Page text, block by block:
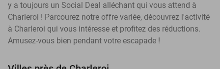
y a toujours un Social Deal alléchant qui vous attend à
Charleroi ! Parcourez notre offre variée, découvrez l'activité
à Charleroi qui vous intéresse et profitez des réductions.
Amusez-vous bien pendant votre escapade !